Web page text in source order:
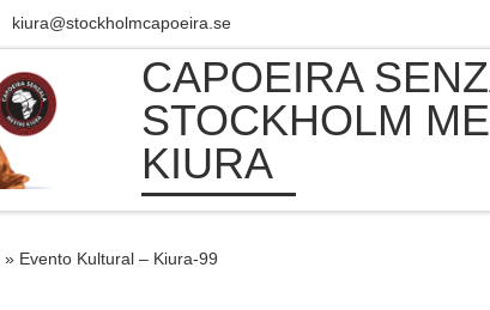
kiura@stockholmcapoeira.se
CAPOEIRA
STOCKHOLM
KIURA
» Evento Kultural – Kiura-99